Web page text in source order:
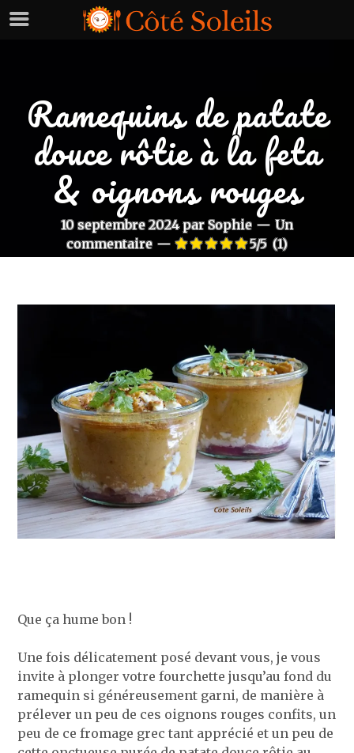
Ramequins de patate
douce rôtie à la feta
& oignons rouges
10 septembre 2024 par Sophie
Un
commentaire
5/5 (1)
Que ça hume bon !
Une fois délicatement posé devant vous, je vous
invite à plonger votre fourchette jusqu’au fond du
ramequin si généreusement garni, de manière à
prélever un peu de ces oignons rouges confits, un
peu de ce fromage grec tant apprécié et un peu de